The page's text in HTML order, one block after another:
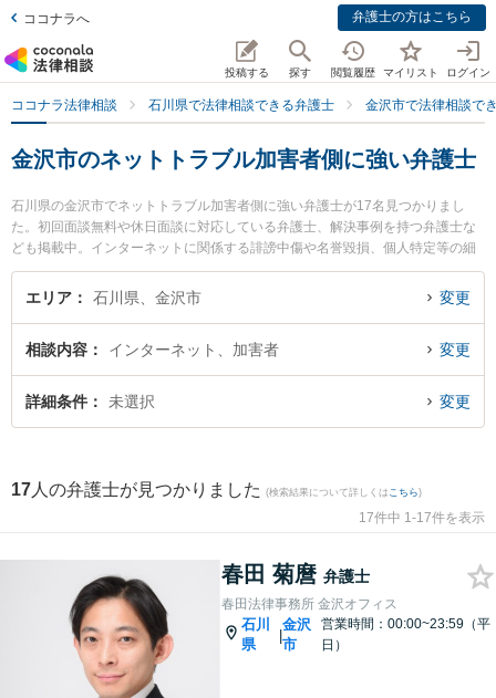
ココナラへ 弁護士の方はこちら
投稿する 探す 閲覧履歴 マイリスト ログイン
ココナラ法律相談 石川県で法律相談できる弁護士 金沢市で法律相談で
金沢市のネットトラブル加害者側に強い弁護士
石川県の金沢市でネットトラブル加害者側に強い弁護士が17名見つかりまし
た。初回面談無料や休日面談に対応している弁護士、解決事例を持つ弁護士な
ども掲載中。インターネットに関係する誹謗中傷や名誉毀損、個人特定等の細
かな分野での絞り込み検索もでき便利です。特に春田法律事務所 金沢オフィス
の春田 菊麿弁護士や中村・村井法律事務所の村井 充弁護士、中村・村井法律事
ルを今すぐに弁護士に相談したい』『ネットトラブル加害者側のトラブル解決
の実績豊富な近くの弁護士を検索したい』『初回相談無料でネットトラブル加
害者側を法律相談できる金沢市内の弁護士に相談予約したい』などでお困りの
エリア 石川県、金沢市 変更
相談内容 インターネット、加害者 変更
詳細条件 未選択 変更
17 人の弁護士が見つかりました (検索結果について詳しくは こちら)
17件中 1-17件を表示
春田 菊麿 弁護士
春田法律事務所 金沢オフィス
石川
県
|
金沢
市
営業時間：00:00~23:59（平
日）